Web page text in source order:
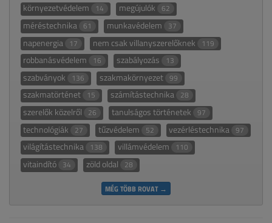
környezetvédelem 14 megújulók 62
méréstechnika 61 munkavédelem 37
napenergia 17 nem csak villanyszerelőknek 119
robbanásvédelem 16 szabályozás 13
szabványok 136 szakmakörnyezet 99
szakmatörténet 15 számítástechnika 28
szerelők közelről 26 tanulságos történetek 97
technológiák 27 tűzvédelem 52 vezérléstechnika 97
világítástechnika 138 villámvédelem 110
vitaindító 34 zöld oldal 28
MÉG TÖBB ROVAT →